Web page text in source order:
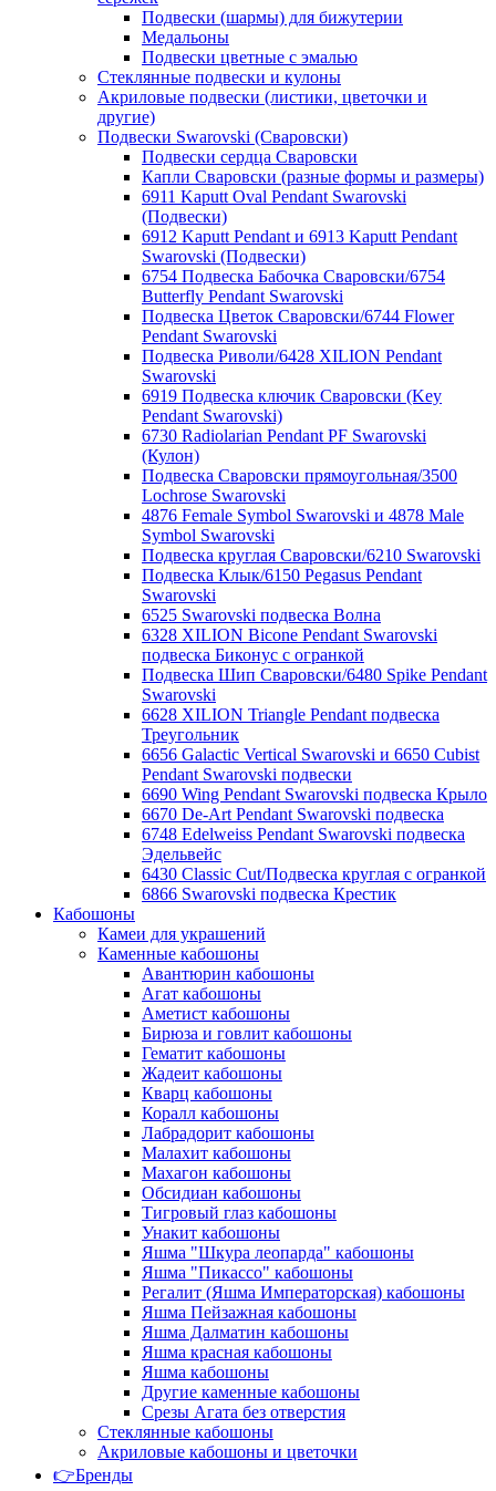
Подвески (шармы) для бижутерии
Медальоны
Подвески цветные с эмалью
Стеклянные подвески и кулоны
Акриловые подвески (листики, цветочки и
другие)
Подвески Swarovski (Сваровски)
Подвески сердца Сваровски
Капли Сваровски (разные формы и размеры)
6911 Kaputt Oval Pendant Swarovski
(Подвески)
6912 Kaputt Pendant и 6913 Kaputt Pendant
Swarovski (Подвески)
6754 Подвеска Бабочка Сваровски/6754
Butterfly Pendant Swarovski
Подвеска Цветок Сваровски/6744 Flower
Pendant Swarovski
Подвеска Риволи/6428 XILION Pendant
Swarovski
6919 Подвеска ключик Сваровски (Key
Pendant Swarovski)
6730 Radiolarian Pendant PF Swarovski
(Кулон)
Подвеска Сваровски прямоугольная/3500
Lochrose Swarovski
4876 Female Symbol Swarovski и 4878 Male
Symbol Swarovski
Подвеска круглая Сваровски/6210 Swarovski
Подвеска Клык/6150 Pegasus Pendant
Swarovski
6525 Swarovski подвеска Волна
6328 XILION Bicone Pendant Swarovski
подвеска Биконус c огранкой
Подвеска Шип Сваровски/6480 Spike Pendant
Swarovski
6628 XILION Triangle Pendant подвеска
Треугольник
6656 Galactic Vertical Swarovski и 6650 Cubist
Pendant Swarovski подвески
6690 Wing Pendant Swarovski подвеска Крыло
6670 De-Art Pendant Swarovski подвеска
6748 Edelweiss Pendant Swarovski подвеска
Эдельвейс
6430 Classic Cut/Подвеска круглая с огранкой
6866 Swarovski подвеска Крестик
Кабошоны
Камеи для украшений
Каменные кабошоны
Авантюрин кабошоны
Агат кабошоны
Аметист кабошоны
Бирюза и говлит кабошоны
Гематит кабошоны
Жадеит кабошоны
Кварц кабошоны
Коралл кабошоны
Лабрадорит кабошоны
Малахит кабошоны
Махагон кабошоны
Обсидиан кабошоны
Тигровый глаз кабошоны
Унакит кабошоны
Яшма "Шкура леопарда" кабошоны
Яшма "Пикассо" кабошоны
Регалит (Яшма Императорская) кабошоны
Яшма Пейзажная кабошоны
Яшма Далматин кабошоны
Яшма красная кабошоны
Яшма кабошоны
Другие каменные кабошоны
Срезы Агата без отверстия
Стеклянные кабошоны
Акриловые кабошоны и цветочки
👉Бренды